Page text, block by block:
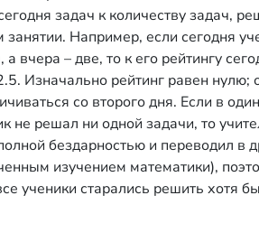
задач к количеству задач,
Например, если сегодня
вчера – две, то к его рейтингу
Изначально рейтинг равен нулю;
со второго дня. Если в
не решал ни одной задачи, то
бездарностью и переводил в
изучением математики),
ученики старались решить хотя